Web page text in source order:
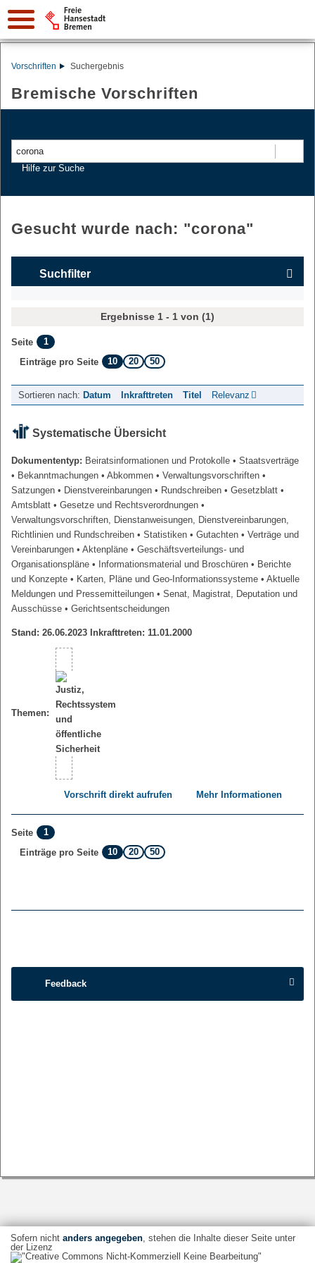
Vorschriften Suchergebnis
Bremische Vorschriften
Hilfe zur Suche
Gesucht wurde nach: "corona"
Suchfilter
Ergebnisse 1 - 1 von (1)
Seite
1
Einträge pro Seite
10 20 50
Sortieren nach: Datum Inkrafttreten Titel Relevanz
Systematische Übersicht
Dokumententyp: Beiratsinformationen und Protokolle • Staatsverträge
• Bekanntmachungen • Abkommen • Verwaltungsvorschriften •
Satzungen • Dienstvereinbarungen • Rundschreiben • Gesetzblatt •
Amtsblatt • Gesetze und Rechtsverordnungen •
Verwaltungsvorschriften, Dienstanweisungen, Dienstvereinbarungen,
Richtlinien und Rundschreiben • Statistiken • Gutachten • Verträge und
Vereinbarungen • Aktenpläne • Geschäftsverteilungs- und
Organisationspläne • Informationsmaterial und Broschüren • Berichte
und Konzepte • Karten, Pläne und Geo-Informationssysteme • Aktuelle
Meldungen und Pressemitteilungen • Senat, Magistrat, Deputation und
Ausschüsse • Gerichtsentscheidungen
Stand: 26.06.2023 Inkrafttreten: 11.01.2000
Themen:
Vorschrift direkt aufrufen Mehr Informationen
Seite
1
Einträge pro Seite
10 20 50
Feedback
Sofern nicht anders angegeben, stehen die Inhalte dieser Seite unter
der Lizenz